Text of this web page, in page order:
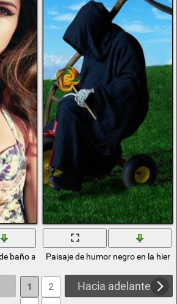
baño al aire librePaisaje de humor negro en la
Hacia adelante
1
2